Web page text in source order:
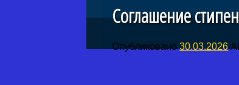
Соглашение
Опубликовано30.03.2026